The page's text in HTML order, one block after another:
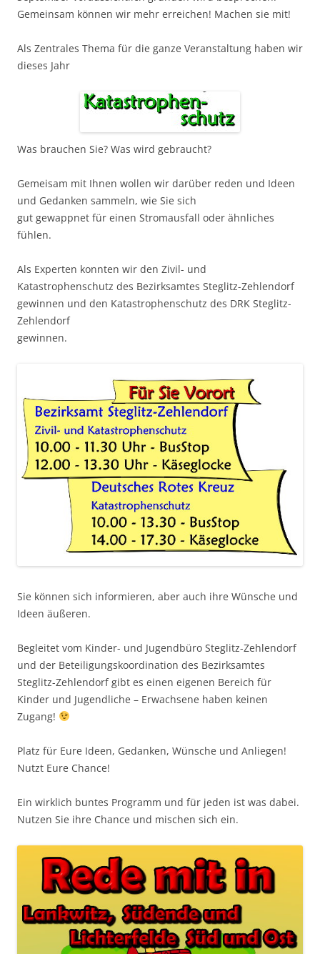
Gemeinsam können wir mehr erreichen! Machen sie mit!
Als Zentrales Thema für die ganze Veranstaltung haben wir
dieses Jahr
Was brauchen Sie? Was wird gebraucht?
Gemeisam mit Ihnen wollen wir darüber reden und Ideen
und Gedanken sammeln, wie Sie sich
gut gewappnet für einen Stromausfall oder ähnliches
fühlen.
Als Experten konnten wir den Zivil- und
Katastrophenschutz des Bezirksamtes Steglitz-Zehlendorf
gewinnen und den Katastrophenschutz des DRK Steglitz-
Zehlendorf
gewinnen.
Sie können sich informieren, aber auch ihre Wünsche und
Ideen äußeren.
Begleitet vom Kinder- und Jugendbüro Steglitz-Zehlendorf
und der Beteiligungskoordination des Bezirksamtes
Steglitz-Zehlendorf gibt es einen eigenen Bereich für
Kinder und Jugendliche – Erwachsene haben keinen
Zugang!
Platz für Eure Ideen, Gedanken, Wünsche und Anliegen!
Nutzt Eure Chance!
Ein wirklich buntes Programm und für jeden ist was dabei.
Nutzen Sie ihre Chance und mischen sich ein.